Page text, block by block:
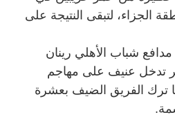
منطقة الجزاء، لتبقى النتيجة على
مدافع شباب الأهلي رينان
في الدقيقة 83 إثر تدخل عنيف على مهاجم
ما ترك الفريق الضيف بعشرة